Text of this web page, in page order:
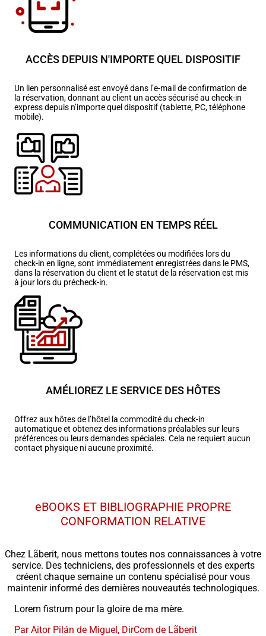
ACCÈS DEPUIS N'IMPORTE QUEL DISPOSITIF
Un lien personnalisé est envoyé dans l’e-mail de confirmation de
la réservation, donnant au client un accès sécurisé au check-in
express depuis n’importe quel dispositif (tablette, PC, téléphone
mobile).
COMMUNICATION EN TEMPS RÉEL
Les informations du client, complétées ou modifiées lors du
check-in en ligne, sont immédiatement enregistrées dans le PMS,
dans la réservation du client et le statut de la réservation est mis
à jour lors du précheck-in.
AMÉLIOREZ LE SERVICE DES HÔTES
Offrez aux hôtes de l’hôtel la commodité du check-in
automatique et obtenez des informations préalables sur leurs
préférences ou leurs demandes spéciales. Cela ne requiert aucun
contact physique ni aucune proximité.
eBOOKS ET BIBLIOGRAPHIE PROPRE
CONFORMATION RELATIVE
Chez Lãberit, nous mettons toutes nos connaissances à votre
service. Des techniciens, des professionnels et des experts
créent chaque semaine un contenu spécialisé pour vous
maintenir informé des dernières nouveautés technologiques.
Lorem fistrum pour la gloire de ma mère.
Par Aitor Pilán de Miguel, DirCom de Lãberit